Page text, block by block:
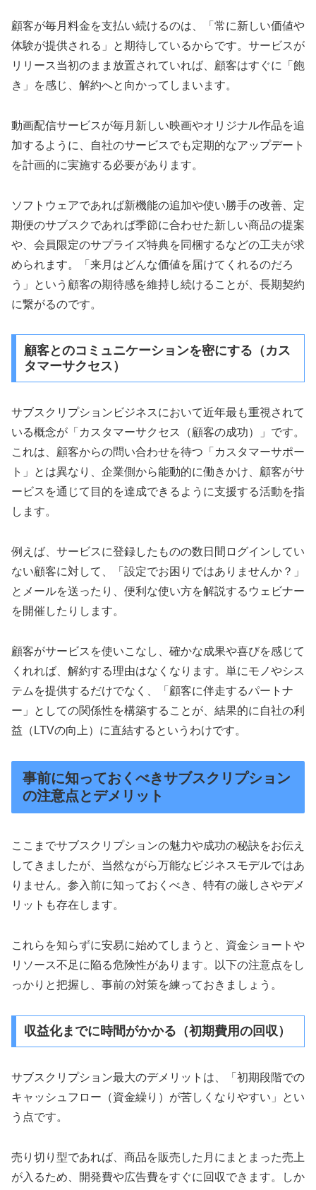
顧客が毎月料金を支払い続けるのは、「常に新しい価値や
体験が提供される」と期待しているからです。サービスが
リリース当初のまま放置されていれば、顧客はすぐに「飽
き」を感じ、解約へと向かってしまいます。
動画配信サービスが毎月新しい映画やオリジナル作品を追
加するように、自社のサービスでも定期的なアップデート
を計画的に実施する必要があります。
ソフトウェアであれば新機能の追加や使い勝手の改善、定
期便のサブスクであれば季節に合わせた新しい商品の提案
や、会員限定のサプライズ特典を同梱するなどの工夫が求
められます。「来月はどんな価値を届けてくれるのだろ
う」という顧客の期待感を維持し続けることが、長期契約
に繋がるのです。
顧客とのコミュニケーションを密にする（カス
タマーサクセス）
サブスクリプションビジネスにおいて近年最も重視されて
いる概念が「カスタマーサクセス（顧客の成功）」です。
これは、顧客からの問い合わせを待つ「カスタマーサポー
ト」とは異なり、企業側から能動的に働きかけ、顧客がサ
ービスを通じて目的を達成できるように支援する活動を指
します。
例えば、サービスに登録したものの数日間ログインしてい
ない顧客に対して、「設定でお困りではありませんか？」
とメールを送ったり、便利な使い方を解説するウェビナー
を開催したりします。
顧客がサービスを使いこなし、確かな成果や喜びを感じて
くれれば、解約する理由はなくなります。単にモノやシス
テムを提供するだけでなく、「顧客に伴走するパートナ
ー」としての関係性を構築することが、結果的に自社の利
益（LTVの向上）に直結するというわけです。
事前に知っておくべきサブスクリプション
の注意点とデメリット
ここまでサブスクリプションの魅力や成功の秘訣をお伝え
してきましたが、当然ながら万能なビジネスモデルではあ
りません。参入前に知っておくべき、特有の厳しさやデメ
リットも存在します。
これらを知らずに安易に始めてしまうと、資金ショートや
リソース不足に陥る危険性があります。以下の注意点をし
っかりと把握し、事前の対策を練っておきましょう。
収益化までに時間がかかる（初期費用の回収）
サブスクリプション最大のデメリットは、「初期段階での
キャッシュフロー（資金繰り）が苦しくなりやすい」とい
う点です。
売り切り型であれば、商品を販売した月にまとまった売上
が入るため、開発費や広告費をすぐに回収できます。しか